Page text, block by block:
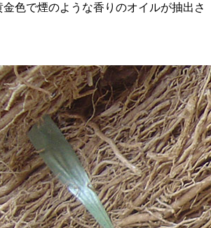
色で煙のような香りのオイルが抽出さ